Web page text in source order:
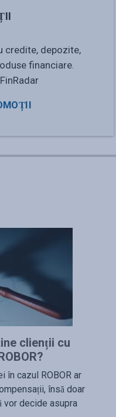
credite, depozite,
financiare.
clienții cu
în cazul ROBOR ar
însă doar
vor decide asupra